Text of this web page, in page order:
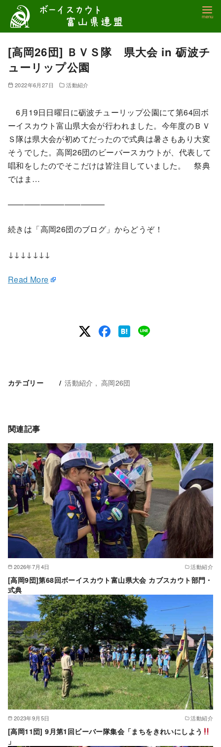
テ
[高岡26団] ＢＶＳ隊 県大会 in 砺波チ
ューリップ公園
2022年6月27日 活動紹介
6月19日日曜日に砺波チューリップ公園にて第64回ボ
ーイスカウト富山県大会が行われました。今年度のＢＶ
Ｓ隊は県大会が初めてだったので式典は暑さもあり大変
そうでした。高岡26団のビーバースカウトが、代表して
唱和をしたのでそこだけは皆注目していました。 祭典
ではま…
————————————
続きは「高岡26団のブログ」からどうぞ！
↓↓↓↓↓↓↓
Read More
カテゴリー 活動紹介 高岡26団
関連記事
2026年7月4日 活動紹介
[高岡9団]第68回ボーイスカウト富山県大会 カブスカウト部門・
式典
2023年9月5日 活動紹介
[高岡11団] 9月第1回ビーバー隊集会「まちをきれいにしよう
」